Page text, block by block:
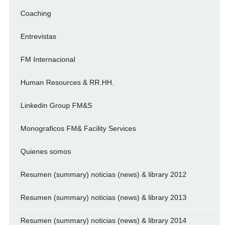
Coaching
Entrevistas
FM Internacional
Human Resources & RR.HH.
Linkedin Group FM&S
Monograficos FM& Facility Services
Quienes somos
Resumen (summary) noticias (news) & library 2012
Resumen (summary) noticias (news) & library 2013
Resumen (summary) noticias (news) & library 2014